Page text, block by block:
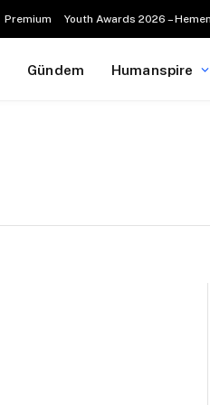
Premium Youth Awards 2026 –
Gündem Humanspire